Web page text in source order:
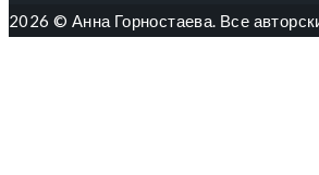
2026 © Анна Горностаева. Все